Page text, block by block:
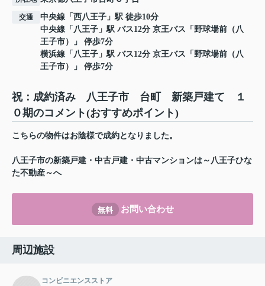
交通 中央線 「 西八王子 」駅 徒歩10分
中央線 「 八王子 」駅 バス12分 京王バス「野球場前（八
王子市）」 停歩7分
横浜線 「 八王子 」駅 バス12分 京王バス「野球場前（八
王子市）」 停歩7分
祝：成約済み 八王子市 台町 新築戸建て １
０期のコメント(おすすめポイント)
こちらの物件はお陰様で成約となりました。
八王子市の新築戸建・中古戸建・中古マンションは～八王子ひな
た不動産～へ
無料 お問い合わせ
周辺施設
コンビニエンスストア